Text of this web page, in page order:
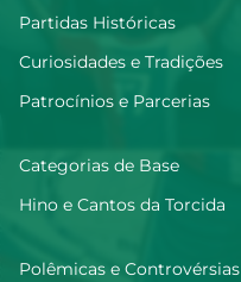
Partidas Históricas
Curiosidades e Tradições
Patrocínios e Parcerias
Categorias de Base
Hino e Cantos da Torcida
Polêmicas e Controvérsias